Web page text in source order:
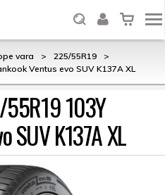
vara > 225/55R19
>
Ventus evo SUV K137A XL
103Y
SUV K137A XL